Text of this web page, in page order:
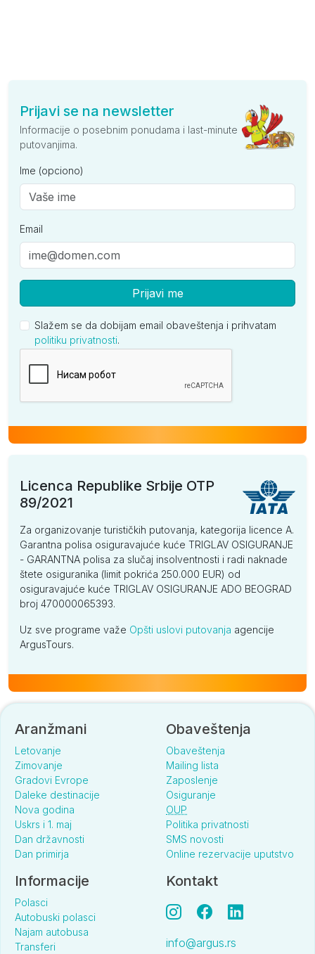
Prijavi se na newsletter
Informacije o posebnim ponudama i last-minute
putovanjima.
Ime (opciono)
Email
Prijavi me
Slažem se da dobijam email obaveštenja i prihvatam
politiku privatnosti.
Licenca Republike Srbije OTP
89/2021
Za organizovanje turističkih putovanja, kategorija licence A.
Garantna polisa osiguravajuće kuće TRIGLAV OSIGURANJE
- GARANTNA polisa za slučaj insolventnosti i radi naknade
štete osiguranika (limit pokrića 250.000 EUR) od
osiguravajuće kuće TRIGLAV OSIGURANJE ADO BEOGRAD
broj 470000065393.
Uz sve programe važe Opšti uslovi putovanja agencije
ArgusTours.
Aranžmani
Letovanje
Zimovanje
Gradovi Evrope
Daleke destinacije
Nova godina
Uskrs i 1. maj
Dan državnosti
Dan primirja
Obaveštenja
Obaveštenja
Mailing lista
Zaposlenje
Osiguranje
OUP
Politika privatnosti
SMS novosti
Online rezervacije uputstvo
Informacije
Polasci
Autobuski polasci
Najam autobusa
Transferi
Kontakt
info@argus.rs